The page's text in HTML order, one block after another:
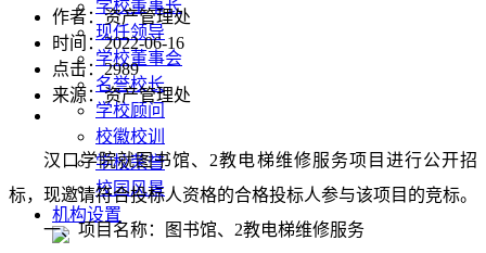
学校董事长
现任领导
学校董事会
名誉校长
学校顾问
校徽校训
学校荣誉
校园风景
机构设置
作者：资产管理处
时间：2022-06-16
点击：2989
来源：资产管理处
汉口学院就图书馆、 2教电梯维修服务项目进行公开招
标，现邀请符合投标人资格的合格投标人参与该项目的竞标。
一、 项目名称：图书馆、 2教电梯维修服务